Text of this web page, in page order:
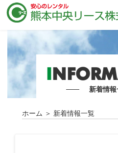
I
新着情
ホーム ＞ 新着情報一覧